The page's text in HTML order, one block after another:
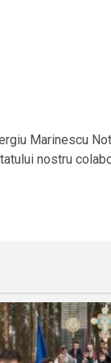
Marinescu
nostru